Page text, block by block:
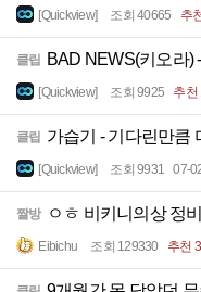
[Quickview] 조회 40665 추
클립 BAD NEWS(키오라)
[Quickview] 조회 9925 추천
클립 가습기 - 기다린만큼
[Quickview] 조회 9931 07-
짤방 ㅇㅎ 비키니의상 정
Eibichu 조회 129330 추천